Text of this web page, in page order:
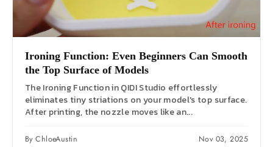
Ironing Function: Even Beginners Can Smooth
the Top Surface of Models
The Ironing Function in QIDI Studio effortlessly
eliminates tiny striations on your model's top surface.
After printing, the nozzle moves like an...
By ChloeAustin Nov 03, 2025